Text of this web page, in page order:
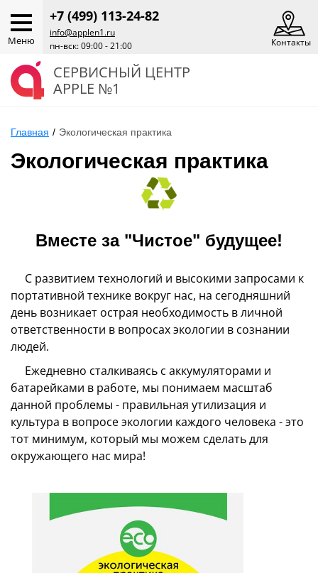
Меню
+7 (499) 113-24-82
info@applen1.ru
пн-вск: 09:00 - 21:00
Контакты
СЕРВИСНЫЙ ЦЕНТР
APPLE №1
Главная / Экологическая практика
Экологическая практика
Вместе за "Чистое" будущее!
С развитием технологий и высокими запросами к
портативной технике вокруг нас, на сегодняшний
день возникает острая необходимость в личной
ответственности в вопросах экологии в сознании
людей.
Ежедневно сталкиваясь с аккумуляторами и
батарейками в работе, мы понимаем масштаб
данной проблемы - правильная утилизация и
культура в вопросе экологии каждого человека - это
тот минимум, который мы можем сделать для
окружающего нас мира!